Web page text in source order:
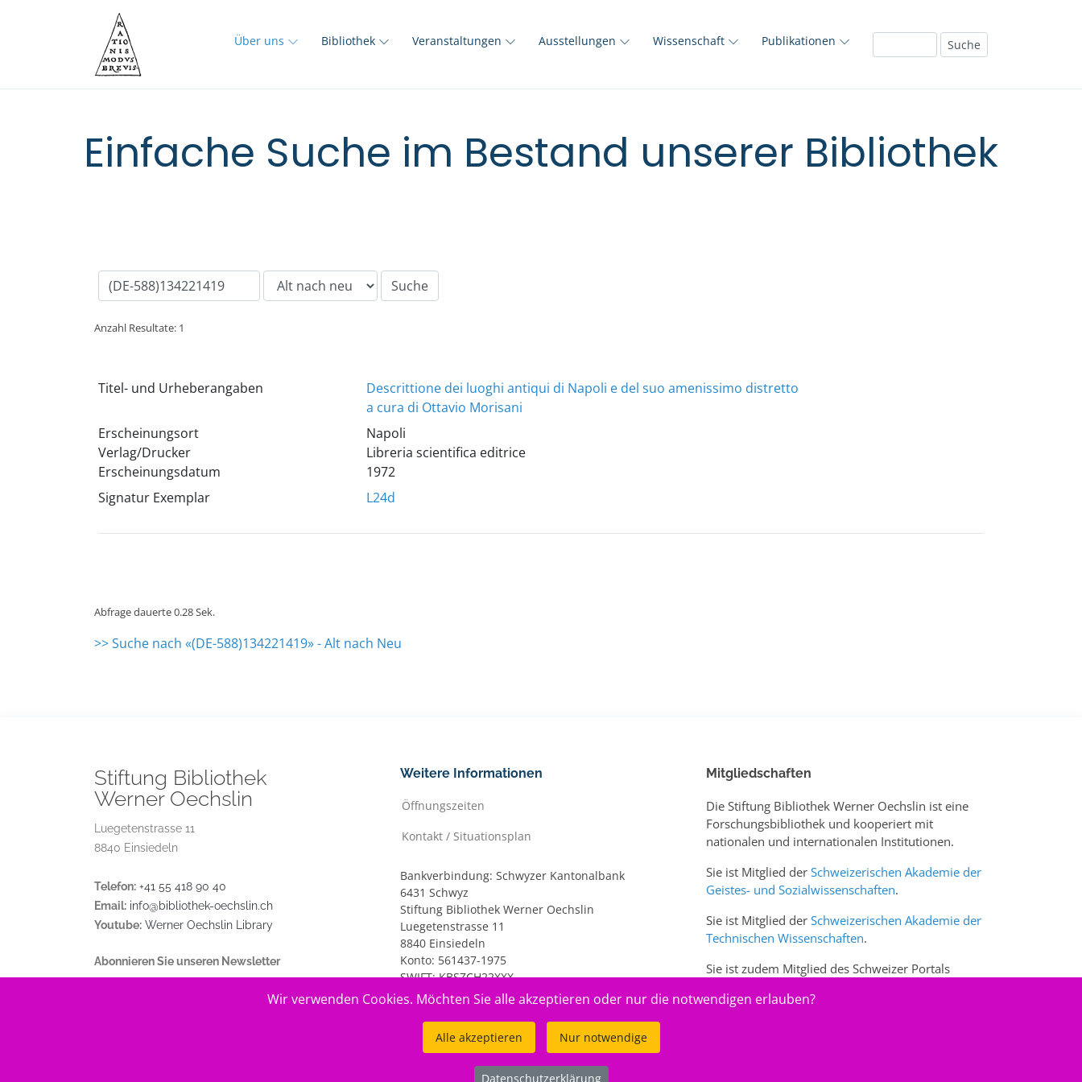
Über uns Bibliothek Veranstaltungen Ausstellungen Wissenschaft Publikationen
Einfache Suche im Bestand unserer Bibliothek
Anzahl Resultate: 1
Titel- und Urheberangaben
Descrittione dei luoghi antiqui di Napoli e del suo amenissimo distretto
a cura di Ottavio Morisani
Erscheinungsort
Verlag/Drucker
Erscheinungsdatum
Napoli
Libreria scientifica editrice
1972
Signatur Exemplar
L24d
Abfrage dauerte 0.28 Sek.
>> Suche nach «(DE-588)134221419» - Alt nach Neu
Stiftung Bibliothek
Werner Oechslin
Luegetenstrasse 11
8840 Einsiedeln
Telefon: +41 55 418 90 40
Email: info@bibliothek-oechslin.ch
Youtube: Werner Oechslin Library
Abonnieren Sie unseren Newsletter
Weitere Informationen
Öffnungszeiten
Kontakt / Situationsplan
Bankverbindung: Schwyzer Kantonalbank
6431 Schwyz
Stiftung Bibliothek Werner Oechslin
Luegetenstrasse 11
8840 Einsiedeln
Konto: 561437-1975
SWIFT: KBSZCH22XXX
IBAN: CH20 0077 7005 6143 7197 5
Mitgliedschaften
Die Stiftung Bibliothek Werner Oechslin ist eine
Forschungsbibliothek und kooperiert mit
nationalen und internationalen Institutionen.
Sie ist Mitglied der Schweizerischen Akademie der
Geistes- und Sozialwissenschaften.
Sie ist Mitglied der Schweizerischen Akademie der
Technischen Wissenschaften.
Sie ist zudem Mitglied des Schweizer Portals
Wir verwenden Cookies. Möchten Sie alle akzeptieren oder nur die notwendigen erlauben?
Alle akzeptieren Nur notwendige
Datenschutzerklärung